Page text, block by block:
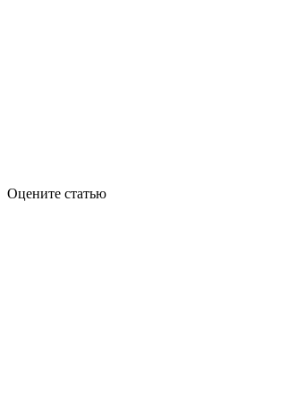
Оцените статью